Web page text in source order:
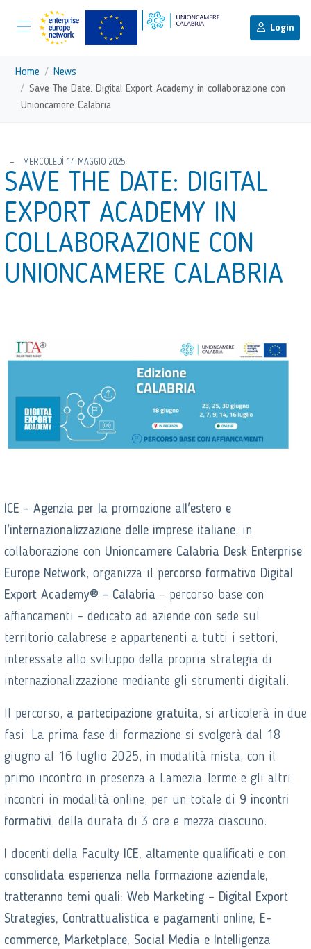
Vai ai contenuti
Login
torna al menu di scelta rapida
Menu di navigazione principale
Home
News
Save The Date: Digital Export Academy in collaborazione con
Unioncamere Calabria
MERCOLEDÌ 14 MAGGIO 2025
SAVE THE DATE: DIGITAL
EXPORT ACADEMY IN
COLLABORAZIONE CON
UNIONCAMERE CALABRIA
ICE - Agenzia per la promozione all'estero e
l'internazionalizzazione delle imprese italiane, in
collaborazione con Unioncamere Calabria Desk Enterprise
Europe Network, organizza il percorso formativo Digital
Export Academy® - Calabria - percorso base con
affiancamenti - dedicato ad aziende con sede sul
territorio calabrese e appartenenti a tutti i settori,
interessate allo sviluppo della propria strategia di
internazionalizzazione mediante gli strumenti digitali.
Il percorso, a partecipazione gratuita, si articolerà in due
fasi. La prima fase di formazione si svolgerà dal 18
giugno al 16 luglio 2025, in modalità mista, con il
primo incontro in presenza a Lamezia Terme e gli altri
incontri in modalità online, per un totale di 9 incontri
formativi, della durata di 3 ore e mezza ciascuno.
I docenti della Faculty ICE, altamente qualificati e con
consolidata esperienza nella formazione aziendale,
tratteranno temi quali: Web Marketing – Digital Export
Strategies, Contrattualistica e pagamenti online, E-
commerce, Marketplace, Social Media e Intelligenza